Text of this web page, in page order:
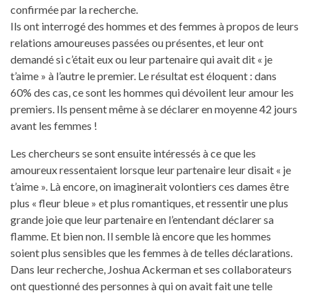
confirmée par la recherche.
Ils ont interrogé des hommes et des femmes à propos de leurs
relations amoureuses passées ou présentes, et leur ont
demandé si c’était eux ou leur partenaire qui avait dit « je
t’aime » à l’autre le premier. Le résultat est éloquent : dans
60% des cas, ce sont les hommes qui dévoilent leur amour les
premiers. Ils pensent même à se déclarer en moyenne 42 jours
avant les femmes !
Les chercheurs se sont ensuite intéressés à ce que les
amoureux ressentaient lorsque leur partenaire leur disait « je
t’aime ». Là encore, on imaginerait volontiers ces dames être
plus « fleur bleue » et plus romantiques, et ressentir une plus
grande joie que leur partenaire en l’entendant déclarer sa
flamme. Et bien non. Il semble là encore que les hommes
soient plus sensibles que les femmes à de telles déclarations.
Dans leur recherche, Joshua Ackerman et ses collaborateurs
ont questionné des personnes à qui on avait fait une telle